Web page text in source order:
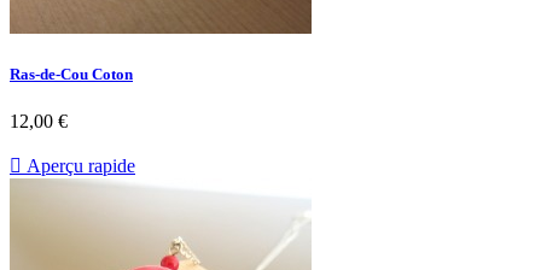
Ras-de-Cou Coton
12,00 €
 Aperçu rapide